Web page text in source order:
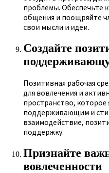
проблемы. Обеспечьте
общения и поощряйте
свои мысли и идеи.
Создайте
Позитивная рабочая
для вовлечения и
пространство,
поддерживающим и
взаимодействие,
поддержку.
Признайте
вовлеченности